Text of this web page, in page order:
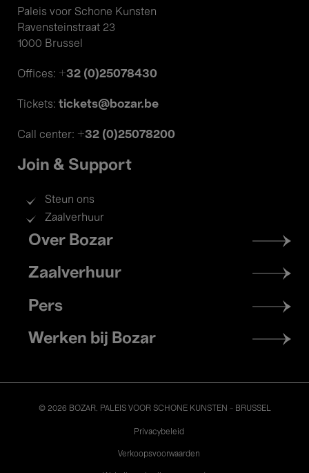
Paleis voor Schone Kunsten
Ravensteinstraat 23
1000 Brussel
Offices: +32 (0)25078430
Tickets: tickets@bozar.be
Call center: +32 (0)25078200
Join & Support
Steun ons
Zaalverhuur
Footer
menu
Over Bozar
Zaalverhuur
Pers
Werken bij Bozar
© 2026 BOZAR. PALEIS VOOR SCHONE KUNSTEN - BRUSSEL
Privacybeleid
Verkoopsvoorwaarden